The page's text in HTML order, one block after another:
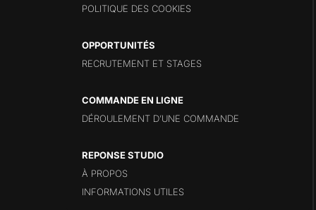
POLITIQUE DES COOKIES
OPPORTUNITÉS
RECRUTEMENT ET STAGES
COMMANDE EN LIGNE
DÉROULEMENT D’UNE COMMANDE
REPONSE STUDIO
À PROPOS
INFORMATIONS UTILES